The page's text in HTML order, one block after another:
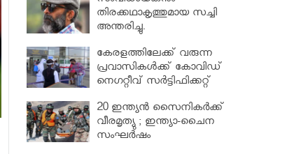
തിരക്കഥാകൃത്തുമായ സച്ചി
അന്തരിച്ചു.
കേരളത്തിലേക്ക് വരുന്ന
പ്രവാസികള്‍ക്ക് കോവിഡ്
നെഗറ്റീവ് സര്‍ട്ടിഫിക്കറ്റ്
20 ഇന്ത്യൻ സൈനികർക്ക്
വീരമൃത്യു ; ഇന്ത്യാ-ചൈന
സംഘർഷം